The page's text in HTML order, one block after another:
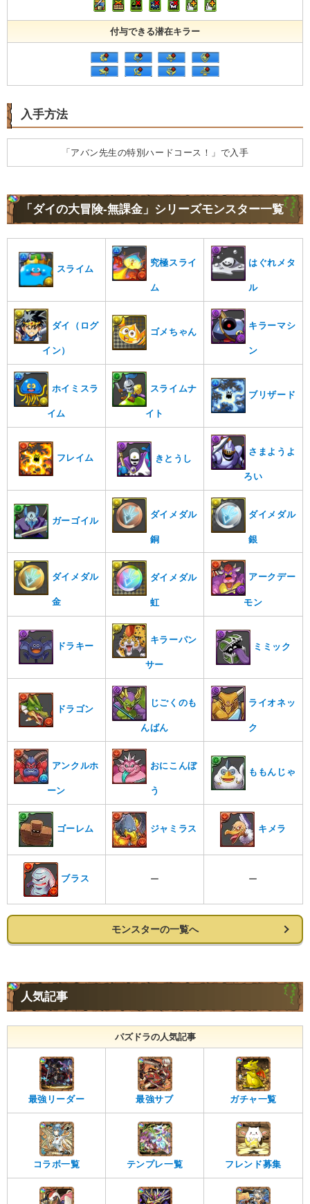
付与できる潜在キラー
入手方法
「アバン先生の特別ハードコース！」で入手
「ダイの大冒険-無課金」シリーズモンスター一覧
スライム
究極スライ
ム
はぐれメタ
ル
ダイ（ログ
イン）
ゴメちゃん
キラーマシ
ン
ホイミスラ
イム
スライムナ
イト
ブリザード
フレイム きとうし
さまようよ
ろい
ガーゴイル
ダイメダル
銅
ダイメダル
銀
ダイメダル
金
ダイメダル
虹
アークデー
モン
ドラキー
キラーパン
サー
ミミック
ドラゴン
じごくのも
んばん
ライオネッ
ク
アンクルホ
ーン
おにこんぼ
う
ももんじゃ
ゴーレム ジャミラス キメラ
ブラス ー ー
モンスターの一覧へ
人気記事
パズドラの人気記事
最強リーダー 最強サブ ガチャ一覧
コラボ一覧 テンプレ一覧 フレンド募集